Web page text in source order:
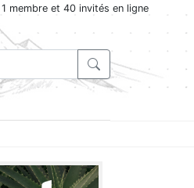
1 membre et 40 invités en ligne